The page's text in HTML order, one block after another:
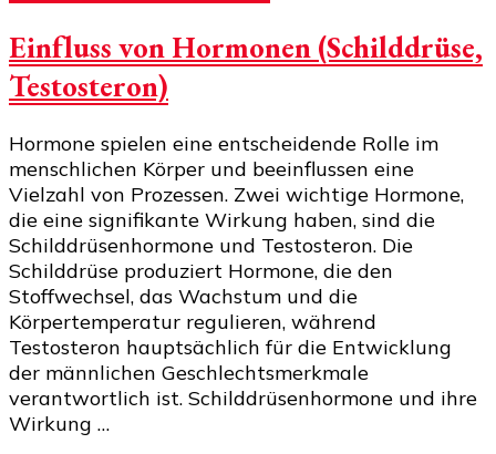
Einfluss von Hormonen (Schilddrüse,
Testosteron)
Hormone spielen eine entscheidende Rolle im
menschlichen Körper und beeinflussen eine
Vielzahl von Prozessen. Zwei wichtige Hormone,
die eine signifikante Wirkung haben, sind die
Schilddrüsenhormone und Testosteron. Die
Schilddrüse produziert Hormone, die den
Stoffwechsel, das Wachstum und die
Körpertemperatur regulieren, während
Testosteron hauptsächlich für die Entwicklung
der männlichen Geschlechtsmerkmale
verantwortlich ist. Schilddrüsenhormone und ihre
Wirkung …